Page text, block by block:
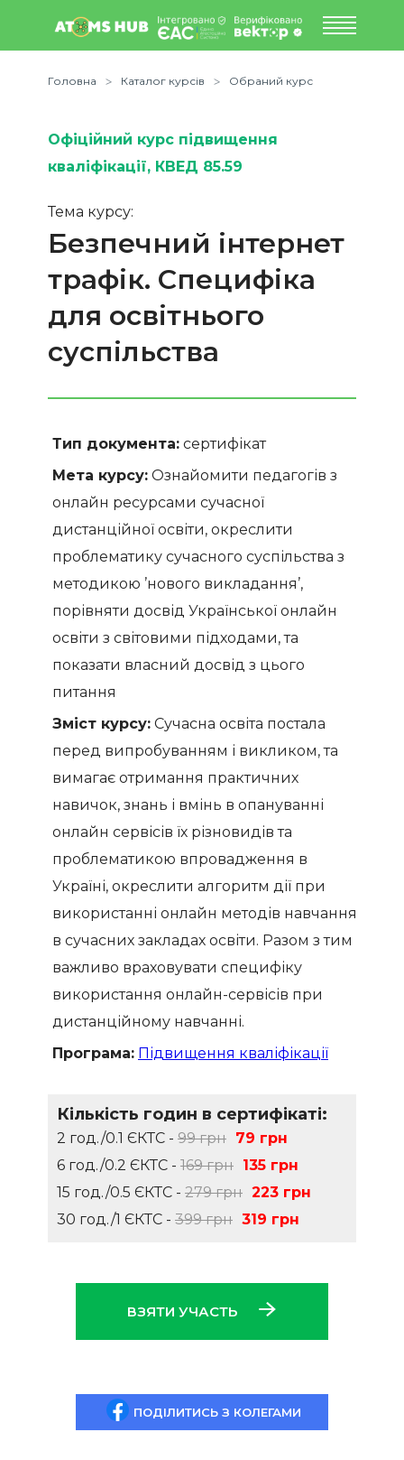
Головна Каталог курсів Обраний курс
Офіційний курс підвищення
кваліфікації, КВЕД 85.59
Тема курсу:
Безпечний інтернет
трафік. Специфіка
для освітнього
суспільства
Тип документа: сертифікат
Мета курсу: Ознайомити педагогів з
онлайн ресурсами сучасної
дистанційної освіти, окреслити
проблематику сучасного суспільства з
методикою ’нового викладання’,
порівняти досвід Української онлайн
освіти з світовими підходами, та
показати власний досвід з цього
питання
Зміст курсу: Сучасна освіта постала
перед випробуванням і викликом, та
вимагає отримання практичних
навичок, знань і вмінь в опануванні
онлайн сервісів їх різновидів та
проблематикою впровадження в
Україні, окреслити алгоритм дії при
використанні онлайн методів навчання
в сучасних закладах освіти. Разом з тим
важливо враховувати специфіку
використання онлайн-сервісів при
дистанційному навчанні.
Програма: Підвищення кваліфікації
Кількість годин в сертифікаті:
2 год./0.1 ЄКТС - 99 грн 79 грн
6 год./0.2 ЄКТС - 169 грн 135 грн
15 год./0.5 ЄКТС - 279 грн 223 грн
30 год./1 ЄКТС - 399 грн 319 грн
ВЗЯТИ УЧАСТЬ
ПОДІЛИТИСЬ З КОЛЕГАМИ